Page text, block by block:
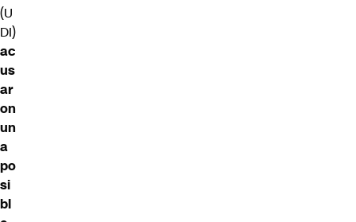
(U
DI)
ac
us
ar
on
un
a
po
si
bl